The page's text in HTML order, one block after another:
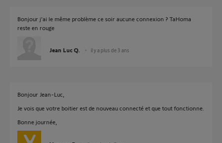
Bonjour j’ai le même problème ce soir aucune connexion ? TaHoma
reste en rouge
Jean Luc Q. il y a plus de 3 ans
Bonjour Jean-Luc,
Je vois que votre boitier est de nouveau connecté et que tout fonctionne.
Bonne journée,